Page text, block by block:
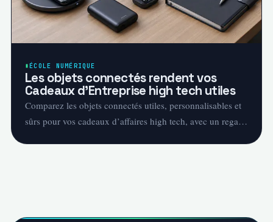
ÉCOLE NUMÉRIQUE
Les objets connectés rendent vos
Cadeaux d’Entreprise high tech utiles
Comparez les objets connectés utiles, personnalisables et
sûrs pour vos cadeaux d’affaires high tech, avec un regard